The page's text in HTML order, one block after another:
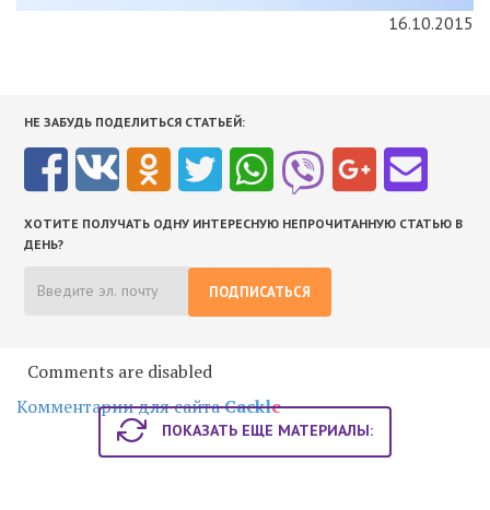
16.10.2015
НЕ ЗАБУДЬ ПОДЕЛИТЬСЯ СТАТЬЕЙ:
ХОТИТЕ ПОЛУЧАТЬ ОДНУ ИНТЕРЕСНУЮ НЕПРОЧИТАННУЮ СТАТЬЮ В
ДЕНЬ?
ПОДПИСАТЬСЯ
Comments are disabled
Комментарии для сайтаCackle
ПОКАЗАТЬ ЕЩЕ МАТЕРИАЛЫ: